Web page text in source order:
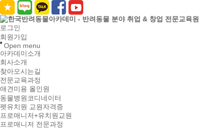
로그인
회원가입
Open menu
아카데미소개
회사소개
찾아오시는길
전문교육과정
애견미용 올인원
동물병원코디네이터
펫유치원 교원자격증
프로매니저+유치원교원
프로매니저 전문과정